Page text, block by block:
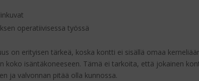
operatiivisessa työssä
on erityisen tärkeä, koska kontti ei sisällä omaa
koko isäntäkoneeseen. Tämä ei tarkoita, että jokainen
ja valvonnan pitää olla kunnossa.